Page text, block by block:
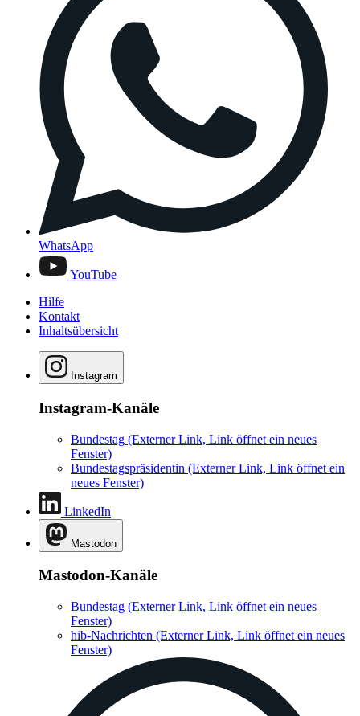
WhatsApp
YouTube
Hilfe
Kontakt
Inhaltsübersicht
Instagram
Instagram-Kanäle
Bundestag (Externer Link, Link öffnet ein neues
Fenster)
Bundestagspräsidentin (Externer Link, Link öffnet ein
neues Fenster)
LinkedIn
Mastodon
Mastodon-Kanäle
Bundestag (Externer Link, Link öffnet ein neues
Fenster)
hib-Nachrichten (Externer Link, Link öffnet ein neues
Fenster)